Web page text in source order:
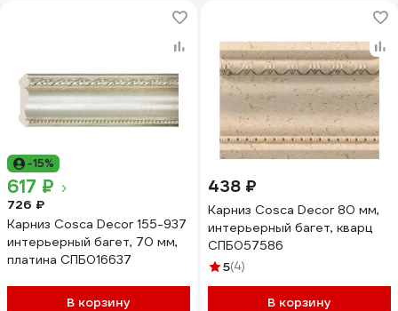
-15%
617 ₽
726 ₽
Карниз Cosca Decor 155-937
интерьерный багет, 70 мм,
платина СПБ016637
В корзину
438 ₽
Карниз Cosca Decor 80 мм,
интерьерный багет, кварц
СПБ057586
5(4)
В корзину